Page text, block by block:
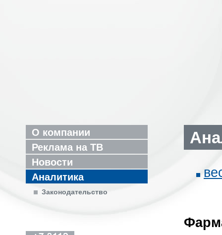
О компании
Реклама на ТВ
Новости
Аналитика
Законодательство